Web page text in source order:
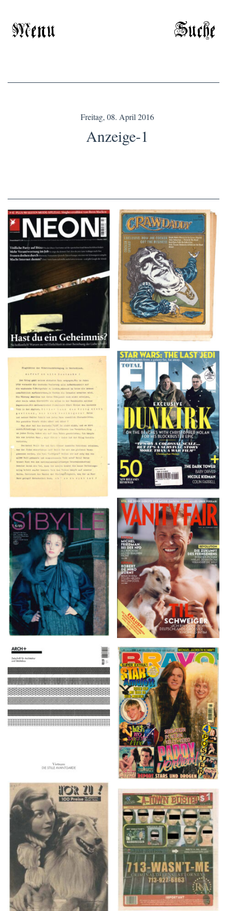
Menu Suche
Freitag, 08. April 2016
Anzeige-1
NEON – OKTOBER
2008
Crawdaddy – June/11/72
TOTAL FILM #260 –
SUMMER 2017
Flugblätter der Weissen
Rose – V, Januar 1943
VANITY FAIR – Nr. 7 –
8. Februar 2007
SIBYLLE 6/89
ARCH+ Nr. 226, Herbst
2016
BRAVO – Nr. 8, 13. Febr.
1997
HÖR ZU! – 1949,
NUMMER 10, Woche
vom 27. Februar bis 05.
März
A-TOWN BUSTED –
8/15/16–9/1/16